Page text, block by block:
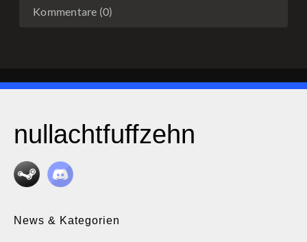
Kommentare (0)
nullachtfuffzehn
News & Kategorien